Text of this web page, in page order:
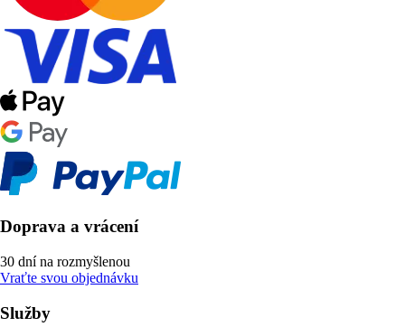
Doprava a vrácení
30 dní na rozmyšlenou
Vraťte svou objednávku
Služby